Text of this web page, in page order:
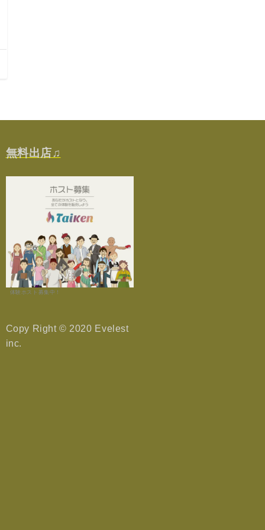
無料出店♫
体験ホスト募集中！
Copy Right © 2020 Evelest
inc.